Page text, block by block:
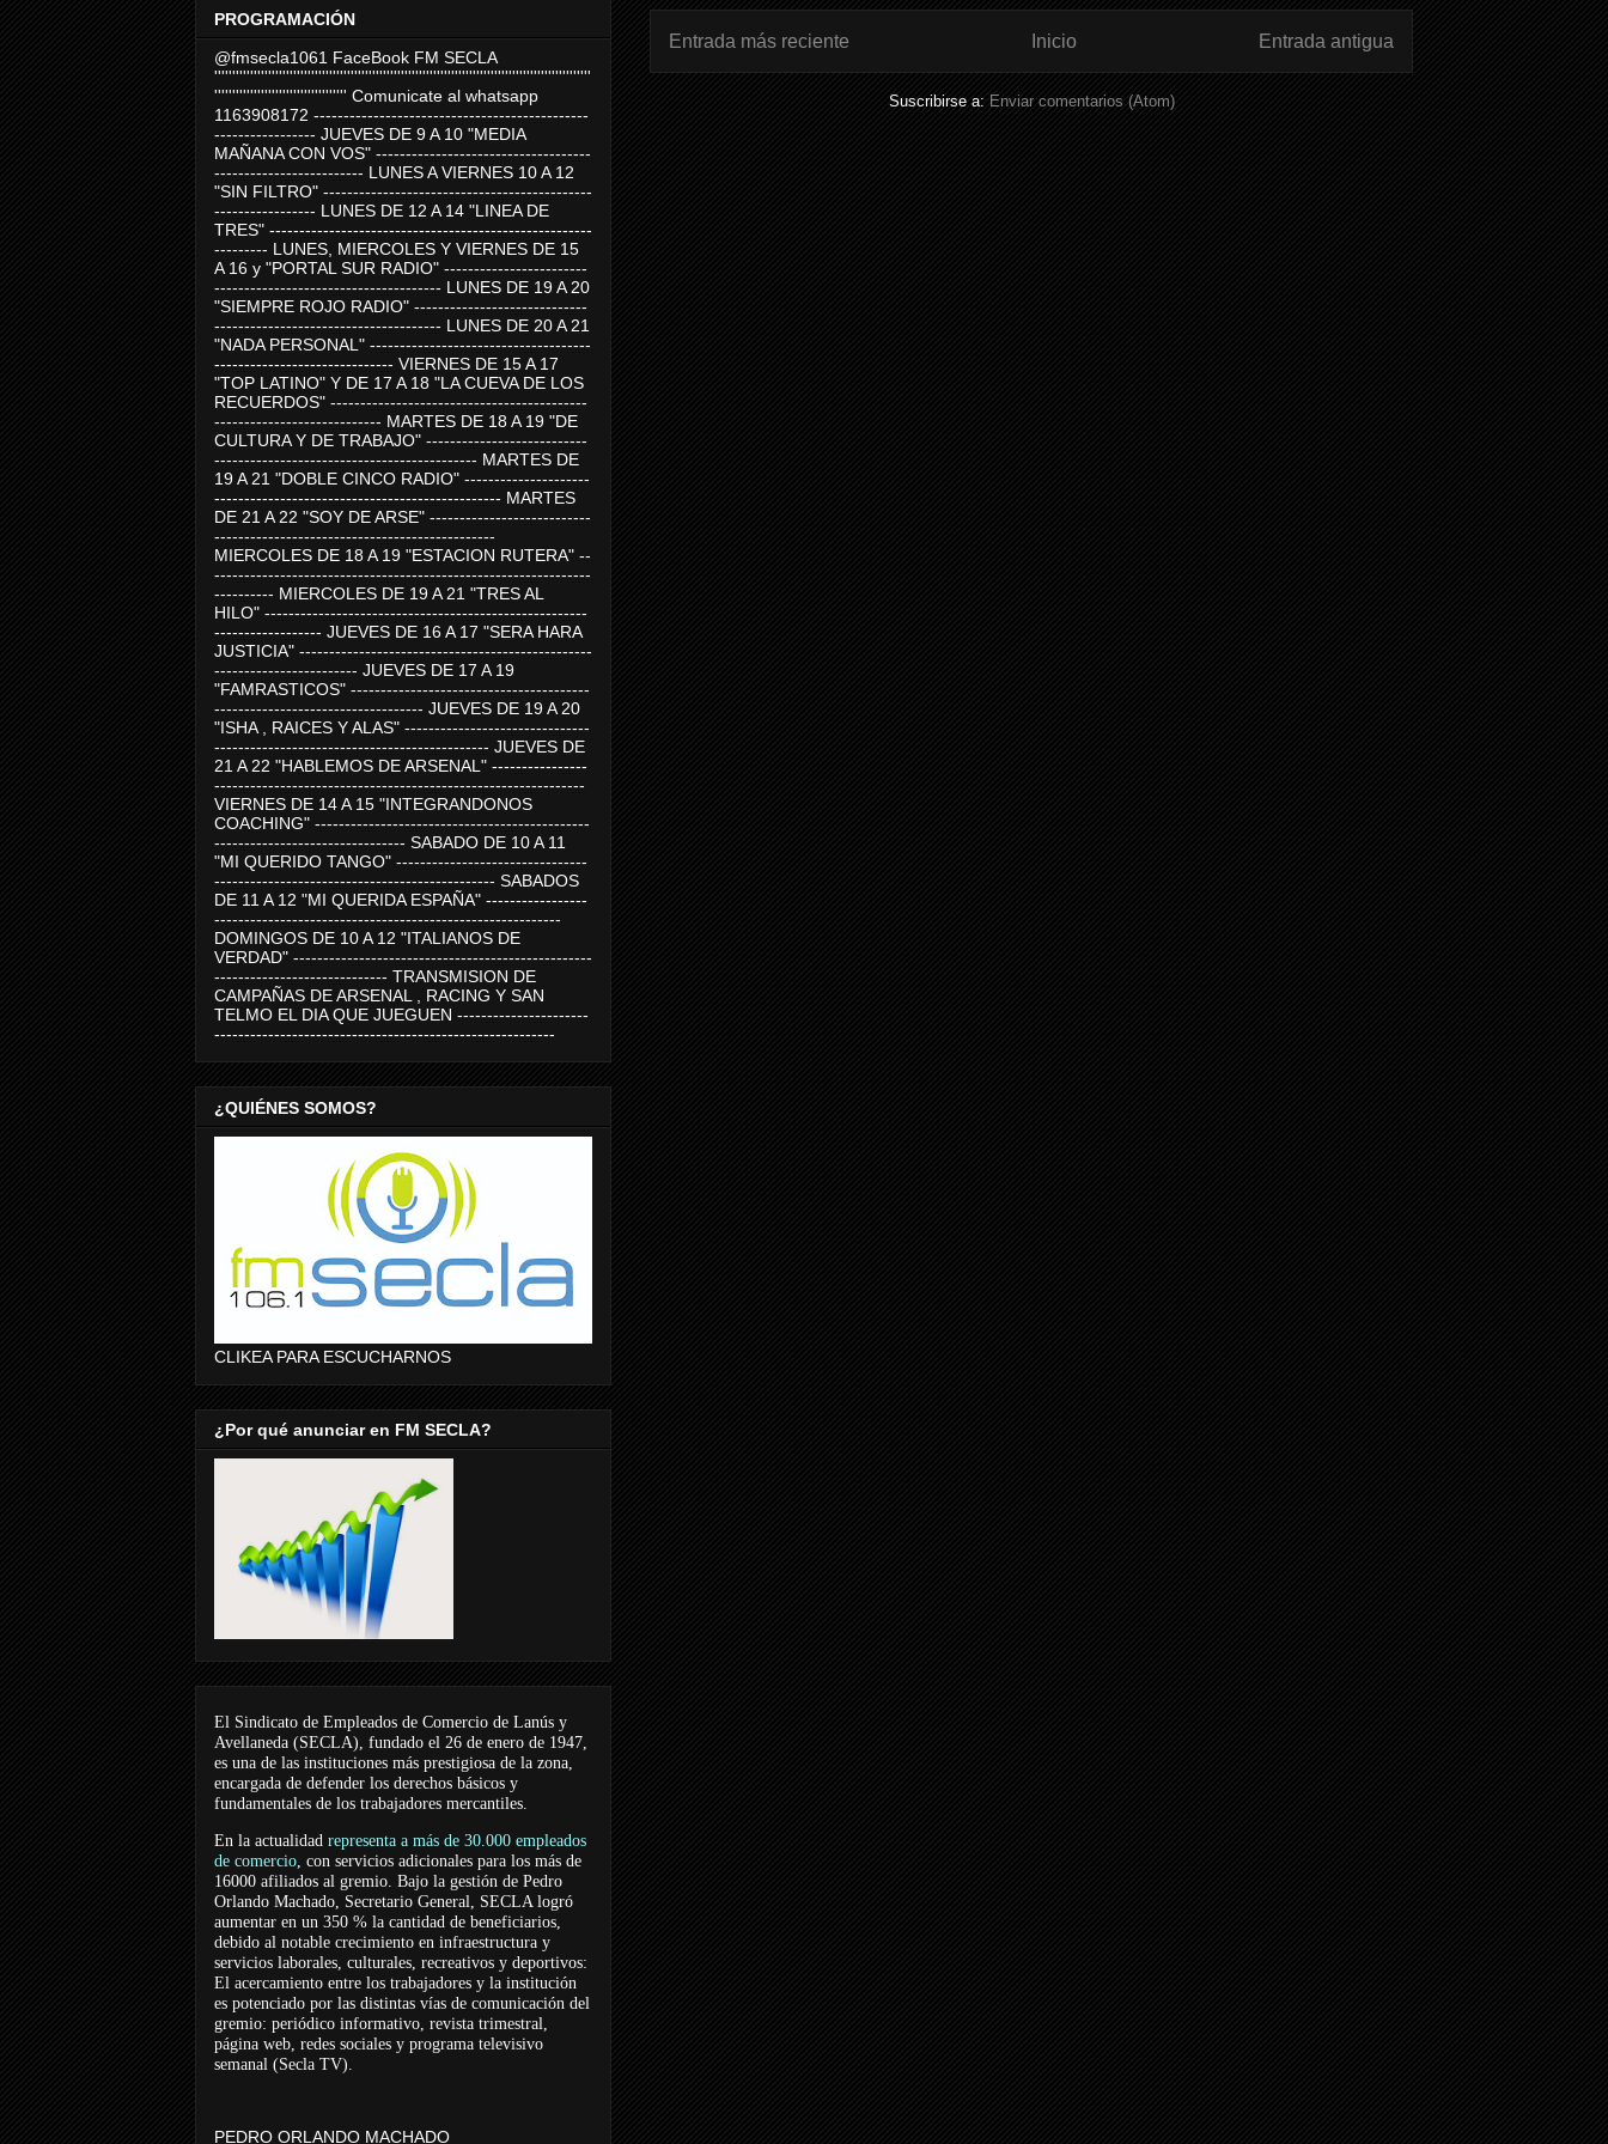
Entrada más reciente Entrada antigua
Inicio
Suscribirse a: Enviar comentarios (Atom)
PROGRAMACIÓN
@fmsecla1061 FaceBook FM SECLA
'''''''''''''''''''''''''''''''''''''''''''''''''''''''''''''''''''''''''''''''''''''''''''''''''''''''''
''''''''''''''''''''''''''''''''''''' Comunicate al whatsapp
1163908172 ----------------------------------------------
----------------- JUEVES DE 9 A 10 "MEDIA
MAÑANA CON VOS" ------------------------------------
------------------------- LUNES A VIERNES 10 A 12
"SIN FILTRO" ---------------------------------------------
----------------- LUNES DE 12 A 14 "LINEA DE
TRES" ------------------------------------------------------
--------- LUNES, MIERCOLES Y VIERNES DE 15
A 16 y "PORTAL SUR RADIO" ------------------------
-------------------------------------- LUNES DE 19 A 20
"SIEMPRE ROJO RADIO" -----------------------------
-------------------------------------- LUNES DE 20 A 21
"NADA PERSONAL" -------------------------------------
------------------------------ VIERNES DE 15 A 17
"TOP LATINO" Y DE 17 A 18 "LA CUEVA DE LOS
RECUERDOS" -------------------------------------------
---------------------------- MARTES DE 18 A 19 "DE
CULTURA Y DE TRABAJO" ---------------------------
-------------------------------------------- MARTES DE
19 A 21 "DOBLE CINCO RADIO" ---------------------
------------------------------------------------ MARTES
DE 21 A 22 "SOY DE ARSE" ---------------------------
-----------------------------------------------
MIERCOLES DE 18 A 19 "ESTACION RUTERA" --
---------------------------------------------------------------
---------- MIERCOLES DE 19 A 21 "TRES AL
HILO" ------------------------------------------------------
------------------ JUEVES DE 16 A 17 "SERA HARA
JUSTICIA" -------------------------------------------------
------------------------ JUEVES DE 17 A 19
"FAMRASTICOS" ----------------------------------------
----------------------------------- JUEVES DE 19 A 20
"ISHA , RAICES Y ALAS" -------------------------------
---------------------------------------------- JUEVES DE
21 A 22 "HABLEMOS DE ARSENAL" ----------------
--------------------------------------------------------------
VIERNES DE 14 A 15 "INTEGRANDONOS
COACHING" ----------------------------------------------
-------------------------------- SABADO DE 10 A 11
"MI QUERIDO TANGO" --------------------------------
----------------------------------------------- SABADOS
DE 11 A 12 "MI QUERIDA ESPAÑA" -----------------
----------------------------------------------------------
DOMINGOS DE 10 A 12 "ITALIANOS DE
VERDAD" --------------------------------------------------
----------------------------- TRANSMISION DE
CAMPAÑAS DE ARSENAL , RACING Y SAN
TELMO EL DIA QUE JUEGUEN ----------------------
---------------------------------------------------------
¿QUIÉNES SOMOS?
CLIKEA PARA ESCUCHARNOS
¿Por qué anunciar en FM SECLA?
El Sindicato de Empleados de Comercio de Lanús y
Avellaneda (SECLA), fundado el 26 de enero de 1947,
es una de las instituciones más prestigiosa de la zona,
encargada de defender los derechos básicos y
fundamentales de los trabajadores mercantiles.
En la actualidad representa a más de 30.000 empleados
de comercio, con servicios adicionales para los más de
16000 afiliados al gremio. Bajo la gestión de Pedro
Orlando Machado, Secretario General, SECLA logró
aumentar en un 350 % la cantidad de beneficiarios,
debido al notable crecimiento en infraestructura y
servicios laborales, culturales, recreativos y deportivos:
El acercamiento entre los trabajadores y la institución
es potenciado por las distintas vías de comunicación del
gremio: periódico informativo, revista trimestral,
página web, redes sociales y programa televisivo
semanal (Secla TV).
PEDRO ORLANDO MACHADO